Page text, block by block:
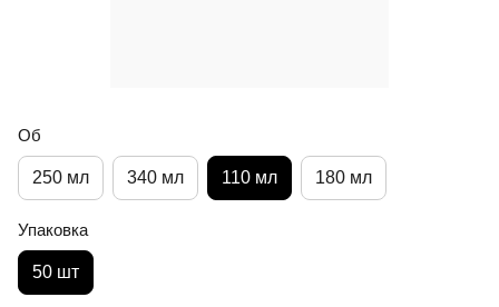
Об
250 мл 340 мл 110 мл 180 мл
Упаковка
50 шт